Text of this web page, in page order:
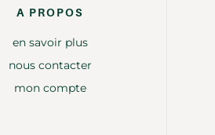
A PROPOS
en savoir plus
nous contacter
mon compte